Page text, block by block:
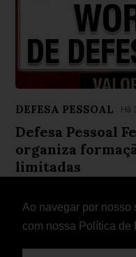
Ao navegar por nosso
com nossa Política de
DEFESA PESSOAL Há
Defesa Pessoal
organiza
limitadas
Formação decorre no
disponíveis e emissão